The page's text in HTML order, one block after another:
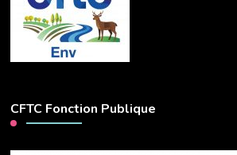
CFTC Fonction Publique